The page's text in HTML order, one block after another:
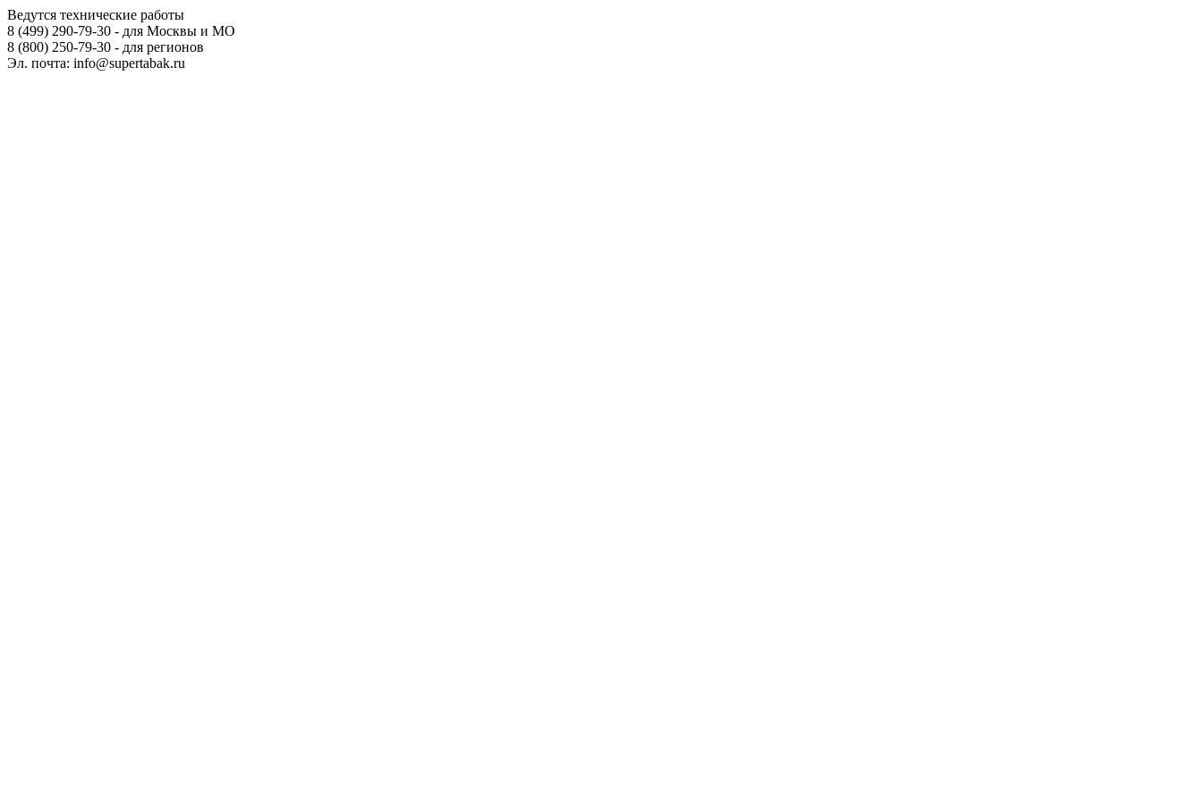
Ведутся технические работы
8 (499) 290-79-30 - для Москвы и МО
8 (800) 250-79-30 - для регионов
Эл. почта: info@supertabak.ru